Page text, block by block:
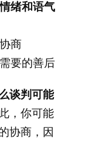
情绪和语气
商
要的善后
谈判可能
，你可能
协商，因